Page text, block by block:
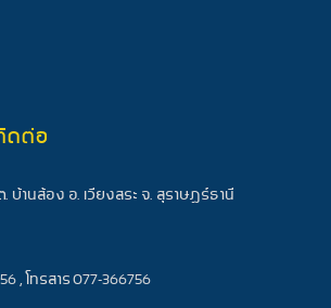
ดต่อ
. บ้านส้อง อ. เวียงสระ จ. สุราษฎร์ธานี
, โทรสาร 077-366756